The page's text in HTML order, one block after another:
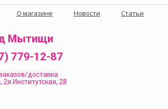
О магазине Новости Статьи
Мытищи
779-12-87
доставка
Институтская, 28